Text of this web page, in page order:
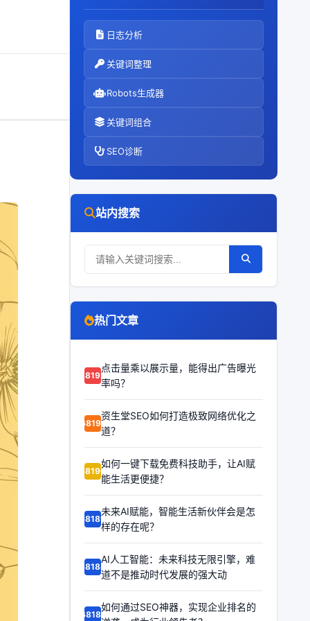
日志分析
关键词整理
Robots生成器
关键词组合
SEO诊断
站内搜索
热门文章
68192
点击量乘以展示量，能得出广告曝光
率吗？
68191
资生堂SEO如何打造极致网络优化之
道？
68190
如何一键下载免费科技助手，让AI赋
能生活更便捷？
68189
未来AI赋能，智能生活新伙伴会是怎
样的存在呢？
68188
AI人工智能：未来科技无限引擎，难
道不是推动时代发展的强大动
68187
如何通过SEO神器，实现企业排名的